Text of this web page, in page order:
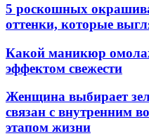
5 роскошных
оттенки, которые
Какой маникюр
эффектом свежести
Женщина выбирает
связан с внутренним
этапом жизни